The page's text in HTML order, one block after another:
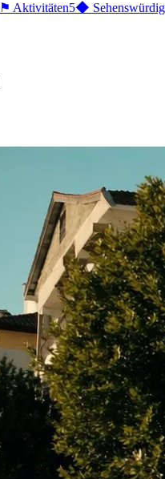
⚑ Aktivitäten5◆